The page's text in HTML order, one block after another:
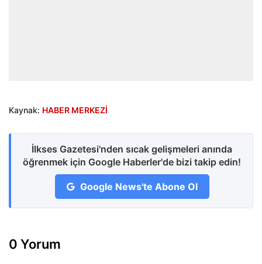
Kaynak: HABER MERKEZİ
İlkses Gazetesi'nden sıcak gelişmeleri anında
öğrenmek için Google Haberler'de bizi takip edin!
Google News'te Abone Ol
0 Yorum